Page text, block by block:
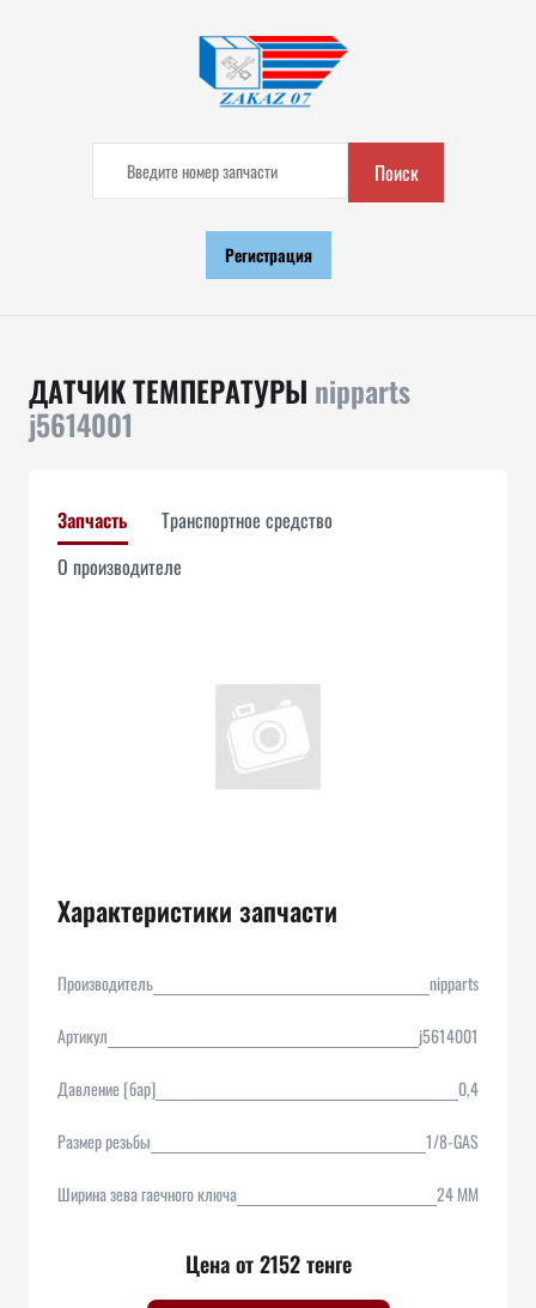
Поиск
Регистрация
ДАТЧИК ТЕМПЕРАТУРЫ nipparts
j5614001
Запчасть
Транспортное средство
О производителе
Характеристики запчасти
Производитель nipparts
Артикул j5614001
Давление [бар] 0,4
Размер резьбы 1/8-GAS
Ширина зева гаечного ключа 24 MM
Цена от 2152 тенге